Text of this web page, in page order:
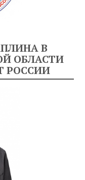
В
ОБЛАСТИ
РОССИИ